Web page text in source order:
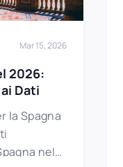
Mar 15, 2026
2026:
Dati
la Spagna
nel